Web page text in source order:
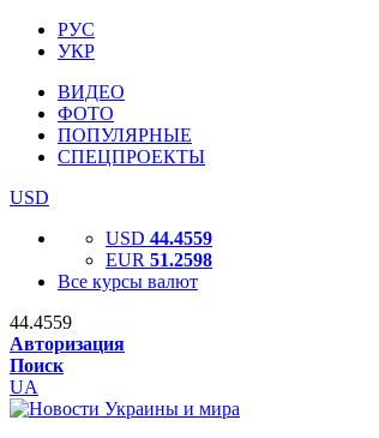
РУС
УКР
ВИДЕО
ФОТО
ПОПУЛЯРНЫЕ
СПЕЦПРОЕКТЫ
USD
USD 44.4559
EUR 51.2598
Все курсы валют
44.4559
Авторизация
Поиск
UA